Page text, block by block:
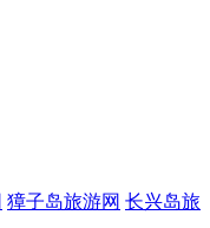
獐子岛旅游网 长兴岛旅